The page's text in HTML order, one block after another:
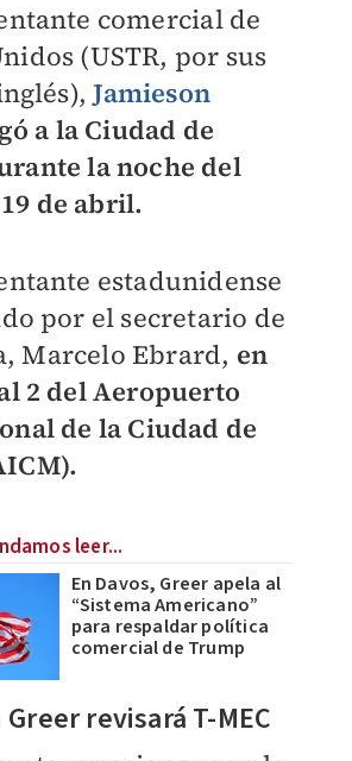
comercial de
(USTR, por sus
Jamieson
a la Ciudad de
la noche del
de abril.
estadunidense
por el secretario de
Marcelo Ebrard, en
2 del Aeropuerto
de la Ciudad de
leer...
En Davos, Greer apela al
“Sistema Americano”
para respaldar política
comercial de Trump
revisará T-MEC